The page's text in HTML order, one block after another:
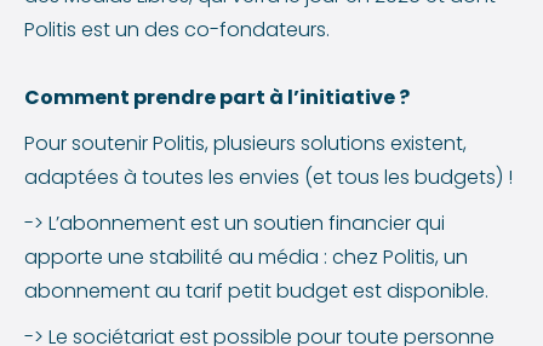
Politis est un des co-fondateurs.
Comment prendre part à l’initiative ?
Pour soutenir Politis, plusieurs solutions existent,
adaptées à toutes les envies (et tous les budgets) !
-> L’abonnement est un soutien financier qui
apporte une stabilité au média : chez Politis, un
abonnement au tarif petit budget est disponible.
-> Le sociétariat est possible pour toute personne